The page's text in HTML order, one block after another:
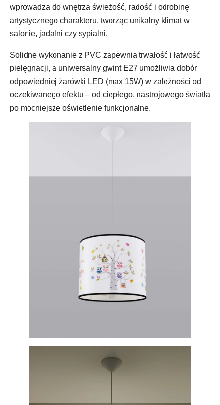
wprowadza do wnętrza świeżość, radość i odrobinę
artystycznego charakteru, tworząc unikalny klimat w
salonie, jadalni czy sypialni.
Solidne wykonanie z PVC zapewnia trwałość i łatwość
pielęgnacji, a uniwersalny gwint E27 umożliwia dobór
odpowiedniej żarówki LED (max 15W) w zależności od
oczekiwanego efektu – od ciepłego, nastrojowego światła
po mocniejsze oświetlenie funkcjonalne.